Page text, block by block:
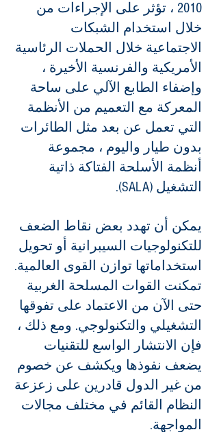
2010 ، تؤثر على الإجراءات من
خلال استخدام الشبكات
الاجتماعية خلال الحملات الرئاسية
الأمريكية والفرنسية الأخيرة ،
وإضفاء الطابع الآلي على ساحة
المعركة مع التعميم من الأنظمة
التي تعمل عن بعد مثل الطائرات
بدون طيار واليوم ، مجموعة
أنظمة الأسلحة الفتاكة ذاتية
التشغيل (SALA).
يمكن أن تهدد بعض نقاط الضعف
للتكنولوجيات السيبرانية أو تحويل
استخداماتها توازن القوى العالمية.
تمكنت القوات المسلحة الغربية
حتى الآن من الاعتماد على تفوقها
التشغيلي والتكنولوجي. ومع ذلك ،
فإن الانتشار الواسع للتقنيات
يضعف نفوذها ويكشف عن خصوم
من غير الدول قادرين على زعزعة
النظام القائم في مختلف مجالات
المواجهة.